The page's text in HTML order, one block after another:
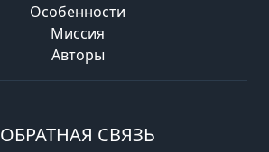
Особенности
Миссия
Авторы
ОБРАТНАЯ СВЯЗЬ